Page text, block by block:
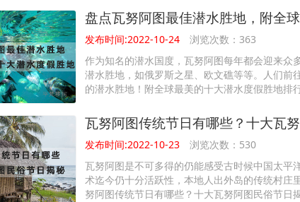
盘点瓦努阿图最佳潜水胜地，附全
发布时间:2022-10-24
浏览次数：363
作为知名的潜水国度，瓦努阿图每年都会迎来众
潜水胜地，如俄罗斯之星、欧文礁等等。人们前
的潜水胜地！附全球最美的十大潜水度假胜地排
瓦努阿图传统节日有哪些？十大瓦
发布时间:2022-10-23
浏览次数：530
瓦努阿图是不可多得的仍能感受古时候中国太平
术迄今仍十分活跃性，本地人出外岛的传统村庄
努阿图传统节日有哪些？十大瓦努阿图民俗节日